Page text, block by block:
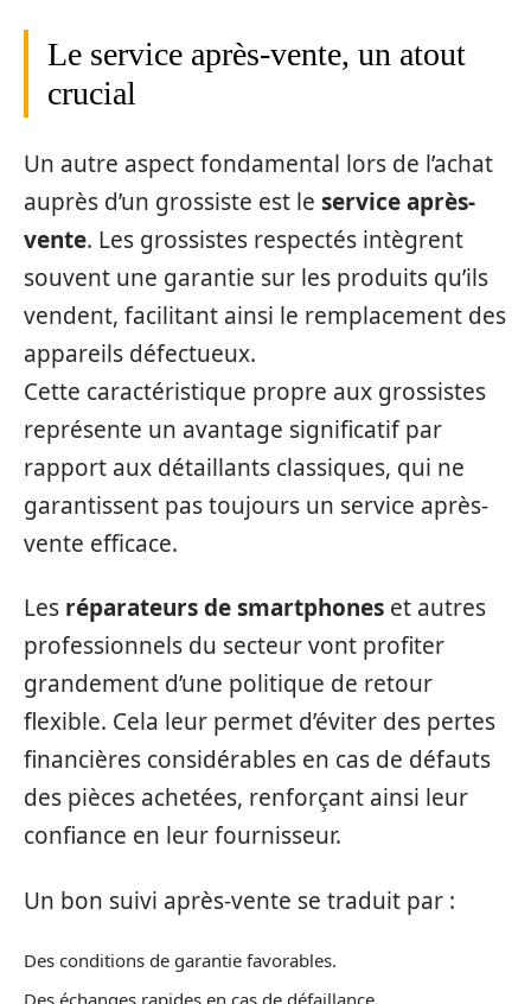
Le service après-vente, un atout
crucial
Un autre aspect fondamental lors de l’achat
auprès d’un grossiste est le service après-
vente. Les grossistes respectés intègrent
souvent une garantie sur les produits qu’ils
vendent, facilitant ainsi le remplacement des
appareils défectueux.
Cette caractéristique propre aux grossistes
représente un avantage significatif par
rapport aux détaillants classiques, qui ne
garantissent pas toujours un service après-
vente efficace.
Les réparateurs de smartphones et autres
professionnels du secteur vont profiter
grandement d’une politique de retour
flexible. Cela leur permet d’éviter des pertes
financières considérables en cas de défauts
des pièces achetées, renforçant ainsi leur
confiance en leur fournisseur.
Un bon suivi après-vente se traduit par :
Des conditions de garantie favorables.
Des échanges rapides en cas de défaillance.